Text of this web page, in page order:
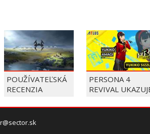
POUŽÍVATEĽSKÁ
RECENZIA
PERSONA 4
REVIVAL